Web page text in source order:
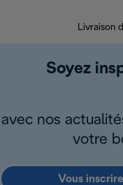
Livraison
Soyez
avec nos
votre
Vous